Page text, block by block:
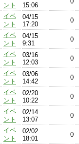
ント
15:06
イベ
ント
04/15
17:20
0
イベ
ント
04/15
9:31
0
イベ
ント
03/16
12:03
0
イベ
ント
03/06
14:42
0
イベ
ント
02/20
10:22
0
イベ
ント
02/14
13:07
0
イベ
ント
02/02
18:01
0